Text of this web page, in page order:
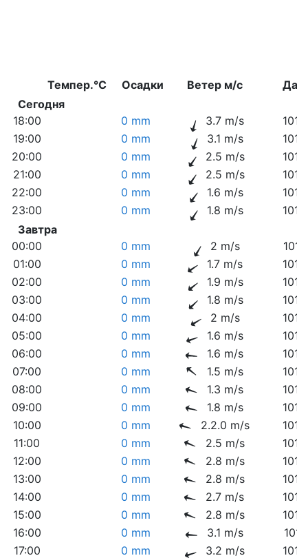
Темпер.°C Осадки Ветер м/с
Сегодня
18:00
0 mm 3.7 m/s
19:00
0 mm 3.1 m/s
20:00
0 mm 2.5 m/s
21:00
0 mm 2.5 m/s
22:00
0 mm 1.6 m/s
23:00
0 mm 1.8 m/s
Завтра
00:00
0 mm 2 m/s
01:00
0 mm 1.7 m/s
02:00
0 mm 1.9 m/s
03:00
0 mm 1.8 m/s
04:00
0 mm 2 m/s
05:00
0 mm 1.6 m/s
06:00
0 mm 1.6 m/s
07:00
0 mm 1.5 m/s
08:00
0 mm 1.3 m/s
09:00
0 mm 1.8 m/s
10:00
0 mm 2.2.0 m/s
11:00
0 mm 2.5 m/s
12:00
0 mm 2.8 m/s
13:00
0 mm 2.8 m/s
14:00
0 mm 2.7 m/s
15:00
0 mm 2.8 m/s
16:00
0 mm 3.1 m/s
17:00
0 mm 3.2 m/s